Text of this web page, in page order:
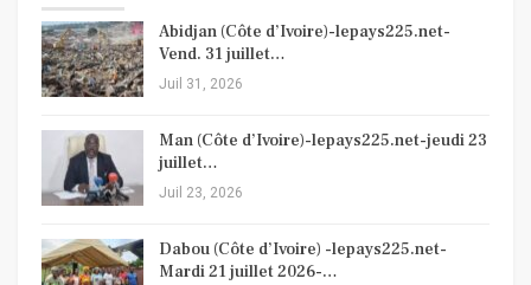
Abidjan (Côte d’Ivoire)-lepays225.net-
Vend. 31 juillet…
Juil 31, 2026
Man (Côte d’Ivoire)-lepays225.net-jeudi 23
juillet…
Juil 23, 2026
Dabou (Côte d’Ivoire) -lepays225.net-
Mardi 21 juillet 2026-…